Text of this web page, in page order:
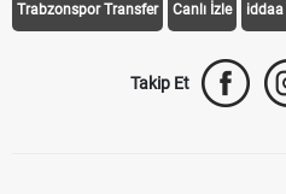
Trabzonspor Transfer Canlı İzle iddaa
Takip Et